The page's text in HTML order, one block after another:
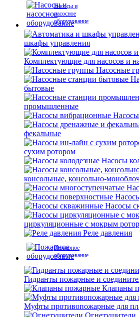
Насосы и
насосное
оборудование
шкафы управления
Комплектующие для насосов и
Насосные
бытовые
промышленные
фекальные
сухим ротором
Насосы
консольные, консольно-
Насосы
циркуляционные с мокрым
Реле давления
Пожарное
оборудование
Гидранты пожарные и
Клапаны
Муфты противопожарные для
Огнетушители